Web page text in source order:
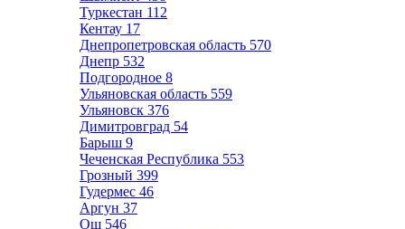
Туркестан 112
Кентау 17
Днепропетровская область 570
Днепр 532
Подгородное 8
Ульяновская область 559
Ульяновск 376
Димитровград 54
Барыш 9
Чеченская Республика 553
Грозный 399
Гудермес 46
Аргун 37
Ош 546